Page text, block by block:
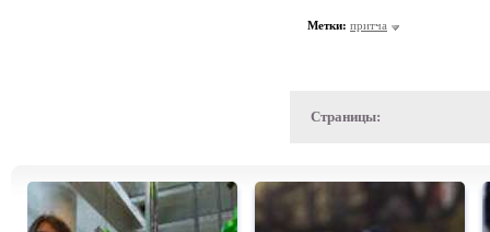
Метки: притча
Страницы: